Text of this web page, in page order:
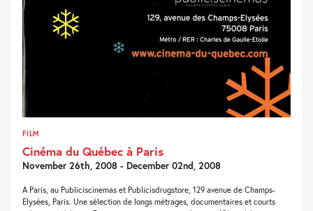
FILM
Cinéma du Québec à Paris
November 26th, 2008 - December 02nd, 2008
A Paris, au Publiciscinemas et Publicisdrugstore, 129 avenue de Champs-
Elysées, Paris. Une sélection de longs métrages, documentaires et courts